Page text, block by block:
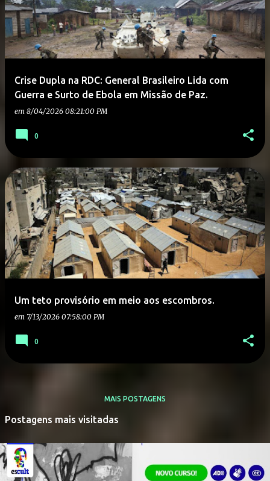
Crise Dupla na RDC: General Brasileiro Lida com
Guerra e Surto de Ebola em Missão de Paz.
em 8/04/2026 08:21:00 PM
0
Um teto provisório em meio aos escombros.
em 7/13/2026 07:58:00 PM
0
MAIS POSTAGENS
Postagens mais visitadas